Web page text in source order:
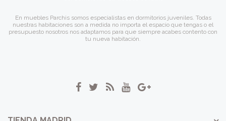
En muebles Parchis somos especialistas en dormitorios juveniles. Todas
nuestras habitaciones son a medida no importa el espacio que tengas o el
presupuesto nosotros nos adaptamos para que siempre acabes contento con
tu nueva habitación.